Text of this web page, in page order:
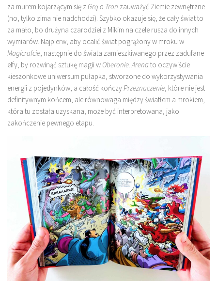
za murem kojarzącym się z Grą o Tron zauważyć Ziemie zewnętrzne
(no, tylko zima nie nadchodzi). Szybko okazuje się, że cały świat to
za mało, bo drużyna czarodziei z Mikim na czele rusza do innych
wymiarów. Najpierw, aby ocalić świat pogrążony w mroku w
Magicrafcie , następnie do świata zamieszkiwanego przez zadufane
elfy, by rozwinąć sztukę magii w Oberonie Arenato oczywiście
kieszonkowe uniwersum pułapka, stworzone do wykorzystywania
energii z pojedynków, a całość kończyPrzeznaczenie , które nie jest
definitywnym końcem, ale równowaga między światłem a mrokiem,
która tu została uzyskana, może być interpretowana, jako
zakończenie pewnego etapu.